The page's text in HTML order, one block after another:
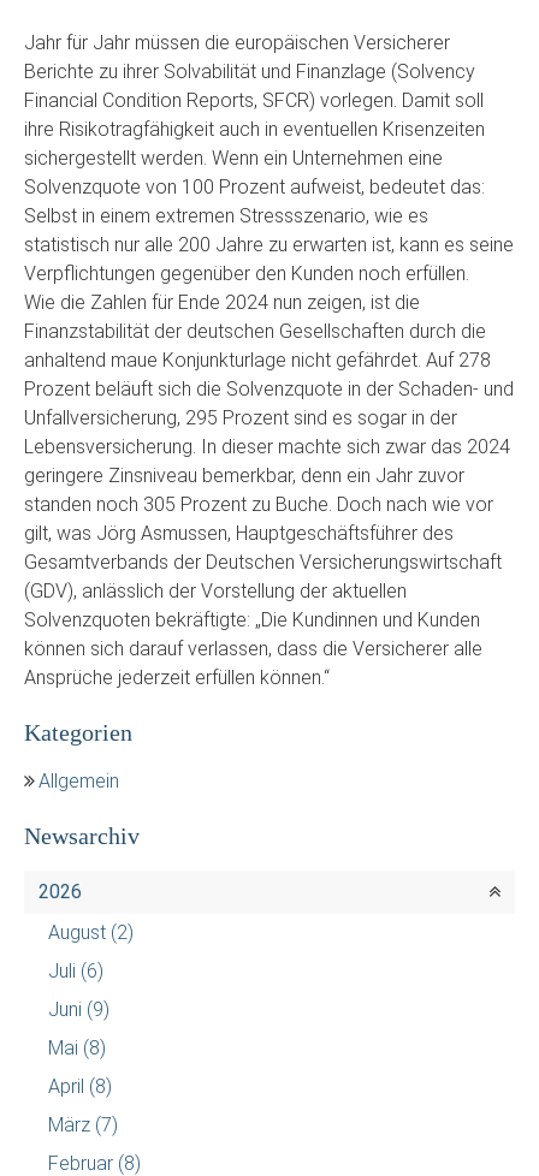
Jahr für Jahr müssen die europäischen Versicherer
Berichte zu ihrer Solvabilität und Finanzlage (Solvency
Financial Condition Reports, SFCR) vorlegen. Damit soll
ihre Risikotragfähigkeit auch in eventuellen Krisenzeiten
sichergestellt werden. Wenn ein Unternehmen eine
Solvenzquote von 100 Prozent aufweist, bedeutet das:
Selbst in einem extremen Stressszenario, wie es
statistisch nur alle 200 Jahre zu erwarten ist, kann es seine
Verpflichtungen gegenüber den Kunden noch erfüllen.
Wie die Zahlen für Ende 2024 nun zeigen, ist die
Finanzstabilität der deutschen Gesellschaften durch die
anhaltend maue Konjunkturlage nicht gefährdet. Auf 278
Prozent beläuft sich die Solvenzquote in der Schaden- und
Unfallversicherung, 295 Prozent sind es sogar in der
Lebensversicherung. In dieser machte sich zwar das 2024
geringere Zinsniveau bemerkbar, denn ein Jahr zuvor
standen noch 305 Prozent zu Buche. Doch nach wie vor
gilt, was Jörg Asmussen, Hauptgeschäftsführer des
Gesamtverbands der Deutschen Versicherungswirtschaft
(GDV), anlässlich der Vorstellung der aktuellen
Solvenzquoten bekräftigte: „Die Kundinnen und Kunden
können sich darauf verlassen, dass die Versicherer alle
Ansprüche jederzeit erfüllen können.“
Kategorien
Allgemein
Newsarchiv
2026
August (2)
Juli (6)
Juni (9)
Mai (8)
April (8)
März (7)
Februar (8)